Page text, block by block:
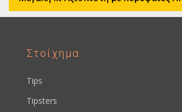
Στοίχημα
Tips
Tipsters